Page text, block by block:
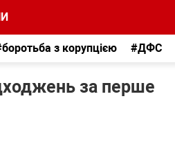
з корупцією #ДФС
за перше